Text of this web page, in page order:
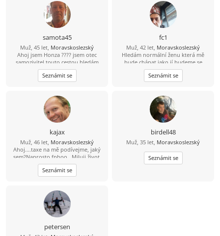
sport. Rád si zajdu na hory , na kolo,
či jen tak sednout na kávu nebo
dýmku.
samota45
Muž, 45 let, Moravskoslezský
Ahoj jsem Honza ???? jsem otec
samozivitel touto cestou hledám
lásku porozumění a upsymnost.
Seznámit se
fc1
Muž, 42 let, Moravskoslezský
Hledám normální ženu která mě
bude chápat jako jí budeme se
podporovat navzájem v dobrém i
zlem nesnáším nevěru a která ví co
od života chce
Seznámit se
kajax
Muž, 46 let, Moravskoslezský
Ahoj....taxe na mě podívejme, jaký
sem?Naprosto fphoo...Miluji život,
rád se směju, miluji sluníčko, sem
pozitivně naladěný extrovert, takže
když je tma tak já svítím...Místama až
moc tvrdohlavý, ale dá se to přežít,
pohodář, vtipný, miluji přírodu, ale
nelezu tam každý víkend...dokážu
tancovat i na stole ''nahoře bez'' a
nemusím mít 4promile prostě chlap
přirozeného typu, miluji děti, sem
Seznámit se
birdell48
Muž, 35 let, Moravskoslezský
Seznámit se
petersen